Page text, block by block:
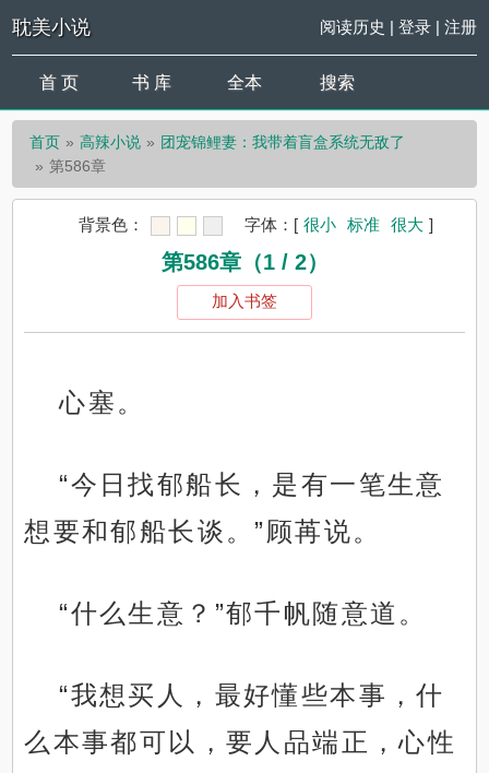
耽美小说 阅读历史 | 登录| 注册
首 页 书 库 全本 搜索
首页 高辣小说
团宠锦鲤妻：我带着盲盒系统无敌了
第586章
背景色： 字体： [ 很小 标准 很大 ]
第586章（1 / 2）
加入书签
心塞。
“今日找郁船长，是有一笔生意
想要和郁船长谈。”顾苒说。
“什么生意？”郁千帆随意道。
“我想买人，最好懂些本事，什
么本事都可以，要人品端正，心性